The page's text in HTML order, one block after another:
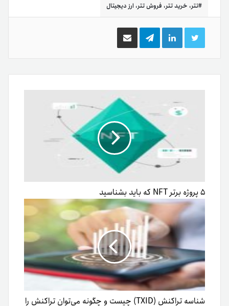
تتر، خرید تتر، فروش تتر، ارز دیجیتال
توییتر لینکدینتلگرام اشتراک
گذاری
ایمیل
۵ پروژه برتر NFT که باید بشناسید
شناسه تراکنش (TXID) چیست و چگونه می‌توان تراکنش را